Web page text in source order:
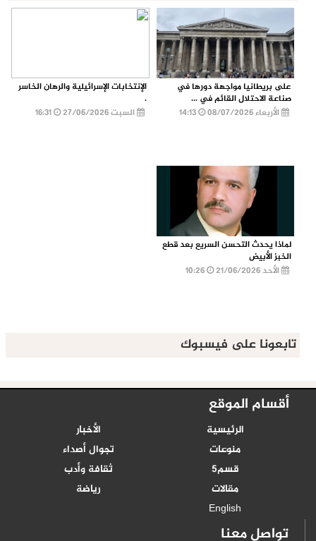
على بريطانيا مواجهة دورها في
صناعة الاحتلال القائم في ...
الأربعاء 08/07/2026
الإنتخابات الإسرائيلية والرهان الخاسر
.
السبت 27/06/2026
16:31
لماذا يحدث التحسن السريع بعد قطع
الخبز الأبيض
الأحد 21/06/2026
تابعونا على فيسبوك
أقسام الموقع
الرئيسية
الأخبار
منوعات
تجوال أصداء
قسم5
ثقافة وأدب
مقالات
رياضة
English
تواصل معنا